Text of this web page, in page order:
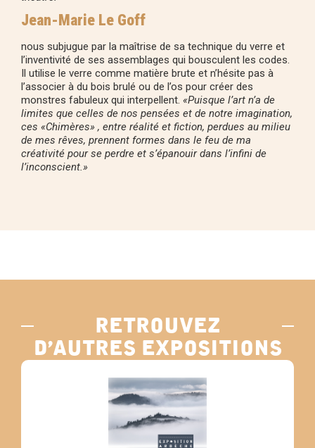
Jean-Marie Le Goff
nous subjugue par la maîtrise de sa technique du verre et
l’inventivité de ses assemblages qui bousculent les codes.
Il utilise le verre comme matière brute et n’hésite pas à
l’associer à du bois brulé ou de l’os pour créer des
monstres fabuleux qui interpellent. «Puisque l’art n’a de
limites que celles de nos pensées et de notre imagination,
ces «Chimères» , entre réalité et fiction, perdues au milieu
de mes rêves, prennent formes dans le feu de ma
créativité pour se perdre et s’épanouir dans l’infini de
l’inconscient.»
retrouvez
d’autres expositions